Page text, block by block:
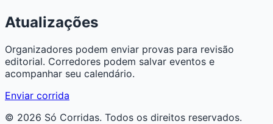
Atualizações
Organizadores podem enviar provas para revisão
editorial. Corredores podem salvar eventos e
acompanhar seu calendário.
Enviar corrida
© 2026 Só Corridas. Todos os direitos reservados.